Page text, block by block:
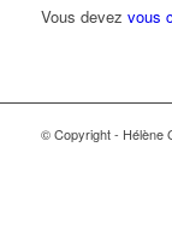
Vous devez vous
© Copyright - Hélène